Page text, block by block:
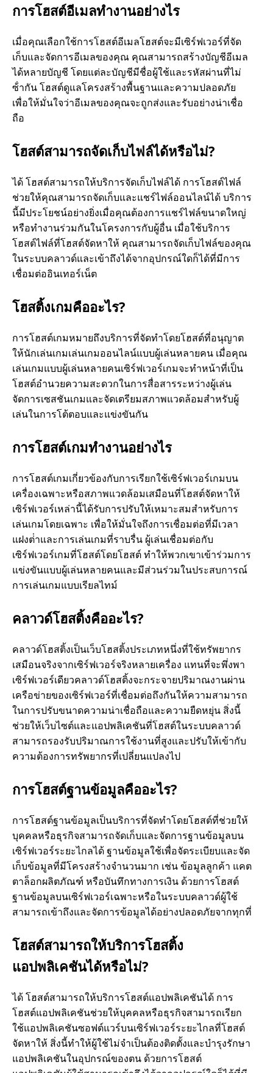
การโฮสต์อีเมลทํางานอย่างไร
เมื่อคุณเลือกใช้การโฮสต์อีเมลโฮสต์จะมีเซิร์ฟเวอร์ที่จัด
เก็บและจัดการอีเมลของคุณ คุณสามารถสร้างบัญชีอีเมล
ได้หลายบัญชี โดยแต่ละบัญชีมีชื่อผู้ใช้และรหัสผ่านที่ไม่
ซ้ํากัน โฮสต์ดูแลโครงสร้างพื้นฐานและความปลอดภัย
เพื่อให้มั่นใจว่าอีเมลของคุณจะถูกส่งและรับอย่างน่าเชื่อ
ถือ
โฮสต์สามารถจัดเก็บไฟล์ได้หรือไม่?
ได้ โฮสต์สามารถให้บริการจัดเก็บไฟล์ได้ การโฮสต์ไฟล์
ช่วยให้คุณสามารถจัดเก็บและแชร์ไฟล์ออนไลน์ได้ บริการ
นี้มีประโยชน์อย่างยิ่งเมื่อคุณต้องการแชร์ไฟล์ขนาดใหญ่
หรือทํางานร่วมกันในโครงการกับผู้อื่น เมื่อใช้บริการ
โฮสต์ไฟล์ที่โฮสต์จัดหาให้ คุณสามารถจัดเก็บไฟล์ของคุณ
ในระบบคลาวด์และเข้าถึงได้จากอุปกรณ์ใดก็ได้ที่มีการ
เชื่อมต่ออินเทอร์เน็ต
โฮสติ้งเกมคืออะไร?
การโฮสต์เกมหมายถึงบริการที่จัดทําโดยโฮสต์ที่อนุญาต
ให้นักเล่นเกมเล่นเกมออนไลน์แบบผู้เล่นหลายคน เมื่อคุณ
เล่นเกมแบบผู้เล่นหลายคนเซิร์ฟเวอร์เกมจะทําหน้าที่เป็น
โฮสต์อํานวยความสะดวกในการสื่อสารระหว่างผู้เล่น
จัดการเซสชันเกมและจัดเตรียมสภาพแวดล้อมสําหรับผู้
เล่นในการโต้ตอบและแข่งขันกัน
การโฮสต์เกมทํางานอย่างไร
การโฮสต์เกมเกี่ยวข้องกับการเรียกใช้เซิร์ฟเวอร์เกมบน
เครื่องเฉพาะหรือสภาพแวดล้อมเสมือนที่โฮสต์จัดหาให้
เซิร์ฟเวอร์เหล่านี้ได้รับการปรับให้เหมาะสมสําหรับการ
เล่นเกมโดยเฉพาะ เพื่อให้มั่นใจถึงการเชื่อมต่อที่มีเวลา
แฝงต่ําและการเล่นเกมที่ราบรื่น ผู้เล่นเชื่อมต่อกับ
เซิร์ฟเวอร์เกมที่โฮสต์โดยโฮสต์ ทําให้พวกเขาเข้าร่วมการ
แข่งขันแบบผู้เล่นหลายคนและมีส่วนร่วมในประสบการณ์
การเล่นเกมแบบเรียลไทม์
คลาวด์โฮสติ้งคืออะไร?
คลาวด์โฮสติ้งเป็นเว็บโฮสติ้งประเภทหนึ่งที่ใช้ทรัพยากร
เสมือนจริงจากเซิร์ฟเวอร์จริงหลายเครื่อง แทนที่จะพึ่งพา
เซิร์ฟเวอร์เดียวคลาวด์โฮสติ้งจะกระจายปริมาณงานผ่าน
เครือข่ายของเซิร์ฟเวอร์ที่เชื่อมต่อถึงกันให้ความสามารถ
ในการปรับขนาดความน่าเชื่อถือและความยืดหยุ่น สิ่งนี้
ช่วยให้เว็บไซต์และแอปพลิเคชันที่โฮสต์ในระบบคลาวด์
สามารถรองรับปริมาณการใช้งานที่สูงและปรับให้เข้ากับ
ความต้องการทรัพยากรที่เปลี่ยนแปลงไป
การโฮสต์ฐานข้อมูลคืออะไร?
การโฮสต์ฐานข้อมูลเป็นบริการที่จัดทําโดยโฮสต์ที่ช่วยให้
บุคคลหรือธุรกิจสามารถจัดเก็บและจัดการฐานข้อมูลบน
เซิร์ฟเวอร์ระยะไกลได้ ฐานข้อมูลใช้เพื่อจัดระเบียบและจัด
เก็บข้อมูลที่มีโครงสร้างจํานวนมาก เช่น ข้อมูลลูกค้า แคต
ตาล็อกผลิตภัณฑ์ หรือบันทึกทางการเงิน ด้วยการโฮสต์
ฐานข้อมูลบนเซิร์ฟเวอร์เฉพาะหรือในระบบคลาวด์ผู้ใช้
สามารถเข้าถึงและจัดการข้อมูลได้อย่างปลอดภัยจากทุกที่
โฮสต์สามารถให้บริการโฮสติ้ง
แอปพลิเคชันได้หรือไม่?
ได้ โฮสต์สามารถให้บริการโฮสต์แอปพลิเคชันได้ การ
โฮสต์แอปพลิเคชันช่วยให้บุคคลหรือธุรกิจสามารถเรียก
ใช้แอปพลิเคชันซอฟต์แวร์บนเซิร์ฟเวอร์ระยะไกลที่โฮสต์
จัดหาให้ สิ่งนี้ทําให้ผู้ใช้ไม่จําเป็นต้องติดตั้งและบํารุงรักษา
แอปพลิเคชันในอุปกรณ์ของตน ด้วยการโฮสต์